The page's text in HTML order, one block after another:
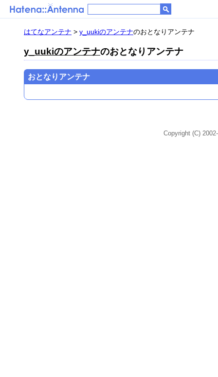
はてなアンテナ > y_uukiのアンテナのおとなりアンテナ
y_uukiのアンテナのおとなりアンテナ
おとなりアンテナ
Copyright (C)